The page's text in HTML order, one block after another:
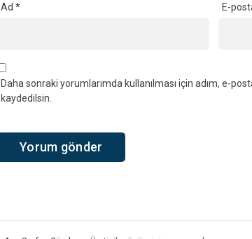
Ad * E-
Daha sonraki yorumlarımda kullanılması için adım, e-
kaydedilsin.